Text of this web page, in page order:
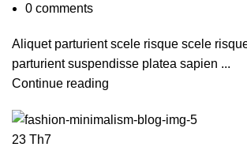
0 comments
Aliquet parturient scele risque scele
parturient suspendisse platea sapien ...
Continue reading
23 Th7